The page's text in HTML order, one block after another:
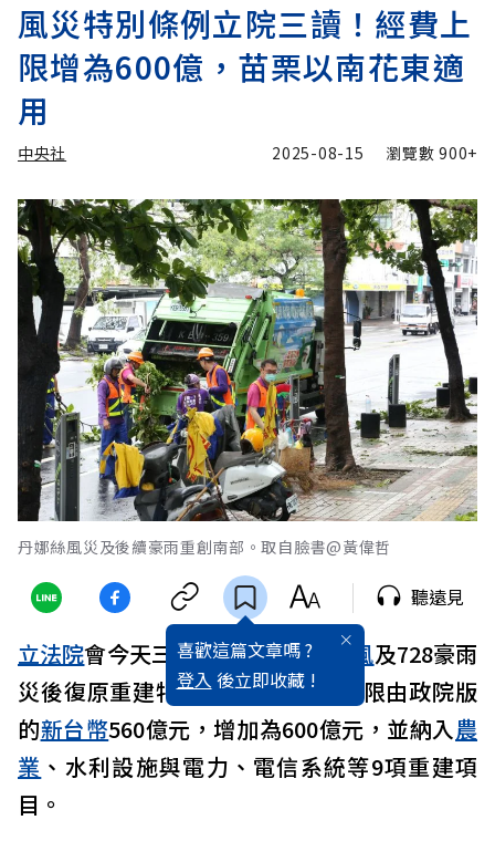
風災特別條例立院三讀！經費上
限增為600億，苗栗以南花東適
用
中央社 2025-08-15 瀏覽數900+
丹娜絲風災及後續豪雨重創南部。取自臉書@黃偉哲
喜歡這篇文章嗎 ?
登入 後立即收藏 !
聽遠見
立法院會今天三讀通過「丹娜絲 颱風及728豪雨
災後復原重建特別條例」，經費上限由政院版
的新台幣560億元，增加為600億元，並納入農
業 、水利設施與電力、電信系統等9項重建項
目。